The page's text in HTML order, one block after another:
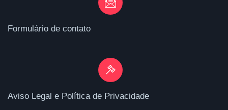
Formulário de contato
Aviso Legal e Política de Privacidade